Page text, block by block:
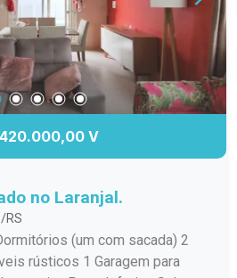
V
no Laranjal.
RS
rústicos 1 Garagem para